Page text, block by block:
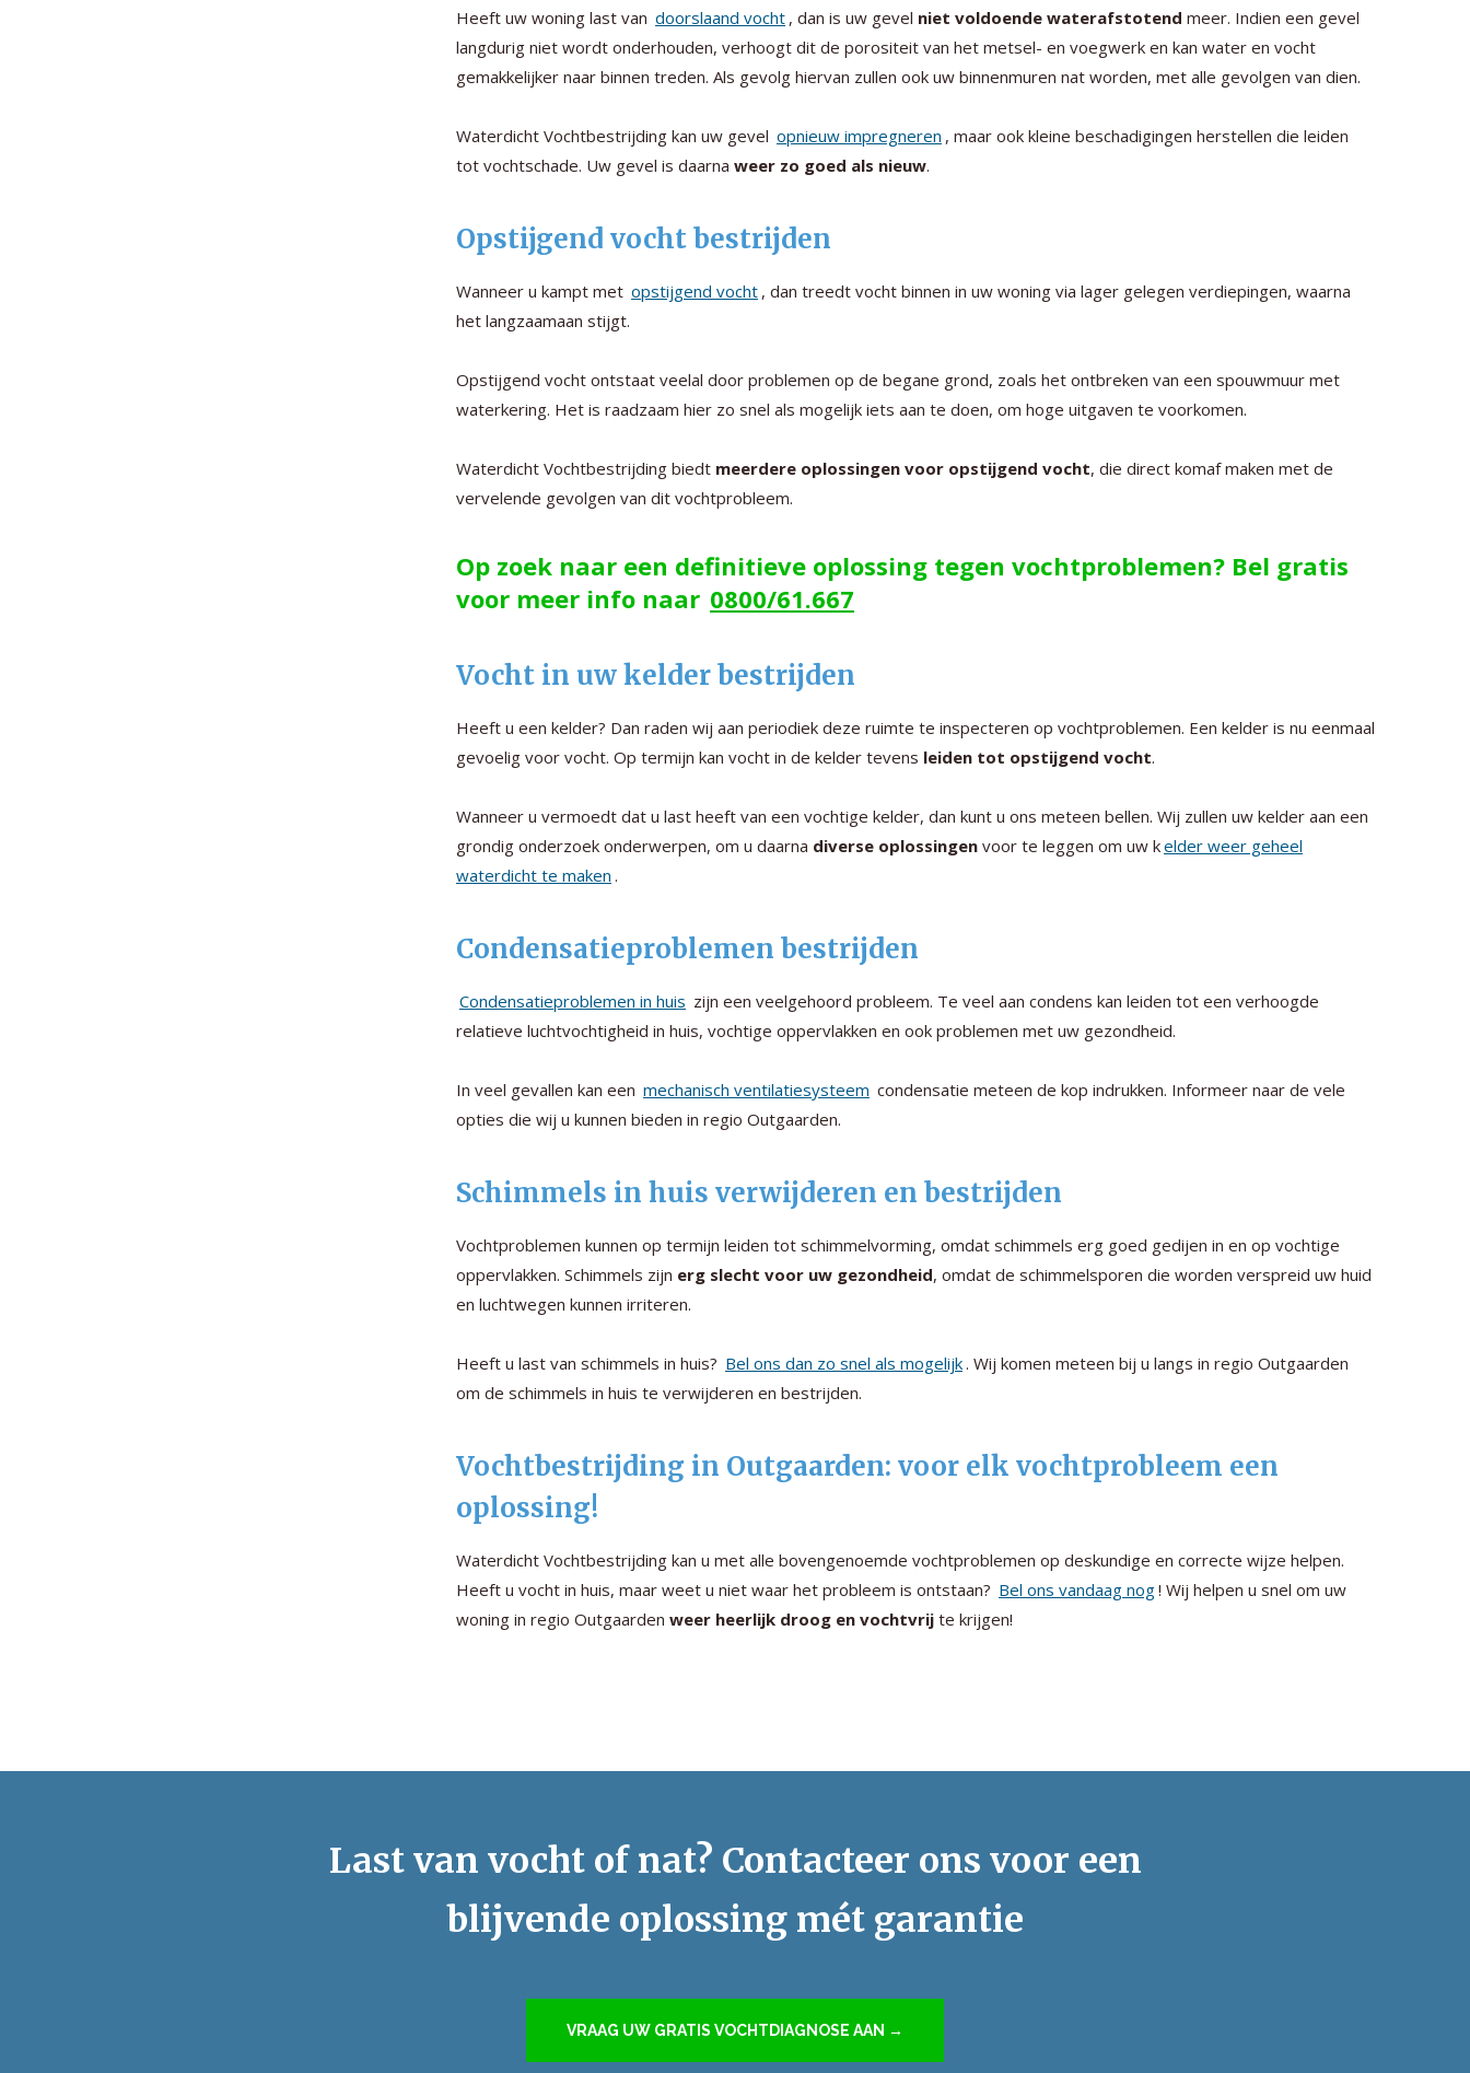
Heeft uw woning last van doorslaand vocht , dan is uw gevel niet voldoende waterafstotend meer. Indien een gevel
langdurig niet wordt onderhouden, verhoogt dit de porositeit van het metsel- en voegwerk en kan water en vocht
gemakkelijker naar binnen treden. Als gevolg hiervan zullen ook uw binnenmuren nat worden, met alle gevolgen van dien.
Waterdicht Vochtbestrijding kan uw gevel opnieuw impregneren , maar ook kleine beschadigingen herstellen die leiden
tot vochtschade. Uw gevel is daarna weer zo goed als nieuw.
Opstijgend vocht bestrijden
Wanneer u kampt met opstijgend vocht , dan treedt vocht binnen in uw woning via lager gelegen verdiepingen, waarna
het langzaamaan stijgt.
Opstijgend vocht ontstaat veelal door problemen op de begane grond, zoals het ontbreken van een spouwmuur met
waterkering. Het is raadzaam hier zo snel als mogelijk iets aan te doen, om hoge uitgaven te voorkomen.
Waterdicht Vochtbestrijding biedt meerdere oplossingen voor opstijgend vocht, die direct komaf maken met de
vervelende gevolgen van dit vochtprobleem.
Op zoek naar een definitieve oplossing tegen vochtproblemen? Bel gratis
voor meer info naar 0800/61.667
Vocht in uw kelder bestrijden
Heeft u een kelder? Dan raden wij aan periodiek deze ruimte te inspecteren op vochtproblemen. Een kelder is nu eenmaal
gevoelig voor vocht. Op termijn kan vocht in de kelder tevens leiden tot opstijgend vocht.
Wanneer u vermoedt dat u last heeft van een vochtige kelder, dan kunt u ons meteen bellen. Wij zullen uw kelder aan een
grondig onderzoek onderwerpen, om u daarna diverse oplossingen voor te leggen om uw kelder weer geheel
waterdicht te maken .
Condensatieproblemen bestrijden
Condensatieproblemen in huis zijn een veelgehoord probleem. Te veel aan condens kan leiden tot een verhoogde
relatieve luchtvochtigheid in huis, vochtige oppervlakken en ook problemen met uw gezondheid.
In veel gevallen kan een mechanisch ventilatiesysteem condensatie meteen de kop indrukken. Informeer naar de vele
opties die wij u kunnen bieden in regio Outgaarden.
Schimmels in huis verwijderen en bestrijden
Vochtproblemen kunnen op termijn leiden tot schimmelvorming, omdat schimmels erg goed gedijen in en op vochtige
oppervlakken. Schimmels zijn erg slecht voor uw gezondheid, omdat de schimmelsporen die worden verspreid uw huid
en luchtwegen kunnen irriteren.
Heeft u last van schimmels in huis? Bel ons dan zo snel als mogelijk. Wij komen meteen bij u langs in regio Outgaarden
om de schimmels in huis te verwijderen en bestrijden.
Vochtbestrijding in Outgaarden: voor elk vochtprobleem een
oplossing!
Waterdicht Vochtbestrijding kan u met alle bovengenoemde vochtproblemen op deskundige en correcte wijze helpen.
Heeft u vocht in huis, maar weet u niet waar het probleem is ontstaan? Bel ons vandaag nog! Wij helpen u snel om uw
woning in regio Outgaarden weer heerlijk droog en vochtvrij te krijgen!
Last van vocht of nat? Contacteer ons voor een
blijvende oplossing mét garantie
VRAAG UW GRATIS VOCHTDIAGNOSE AAN →